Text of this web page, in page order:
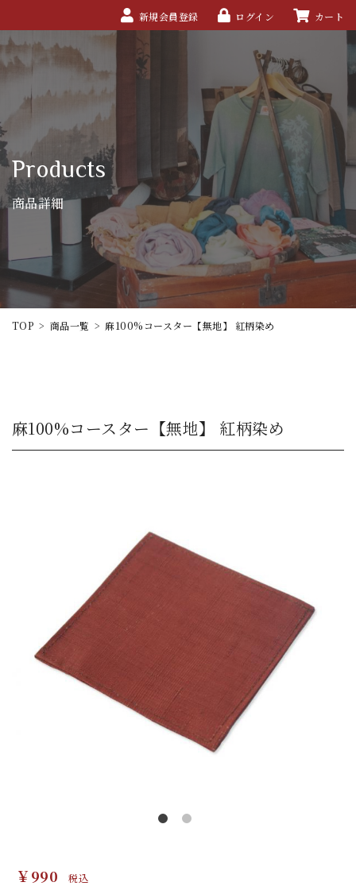
新規会員登録 ログイン カート
Products
商品詳細
TOP > 商品一覧 > 麻100%コースター【無地】 紅柄染め
麻100%コースター【無地】 紅柄染め
￥990 税込